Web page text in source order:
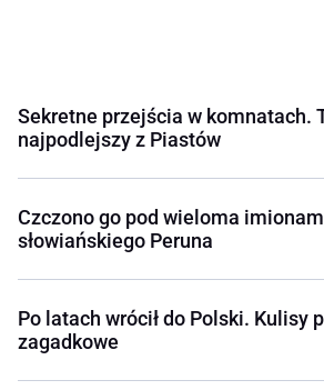
Sekretne przejścia w komnatach.
najpodlejszy z Piastów
Czczono go pod wieloma
słowiańskiego Peruna
Po latach wrócił do Polski. Kulisy
zagadkowe